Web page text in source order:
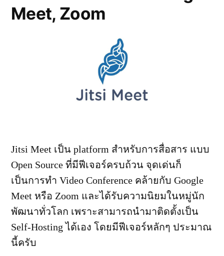
Meet, Zoom
Jitsi Meet เป็น platform สำหรับการสื่อสาร แบบ
Open Source ที่มีฟีเจอร์ครบถ้วน จุดเด่นก็
เป็นการทำ Video Conference คล้ายกับ Google
Meet หรือ Zoom และได้รับความนิยมในหมู่นัก
พัฒนาทั่วโลก เพราะสามารถนำมาติดตั้งเป็น
Self-Hosting ได้เอง โดยมีฟีเจอร์หลักๆ ประมาณ
นี้ครับ